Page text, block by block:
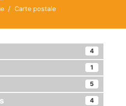
Carte postale
4
1
5
4